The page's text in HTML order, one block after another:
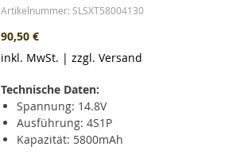
Artikelnummer: SLSXT58004130
90,50 €Preis
inkl. MwSt. | zzgl. Versand
Technische Daten:
Spannung: 14.8V
Ausführung: 4S1P
Kapazität: 5800mAh